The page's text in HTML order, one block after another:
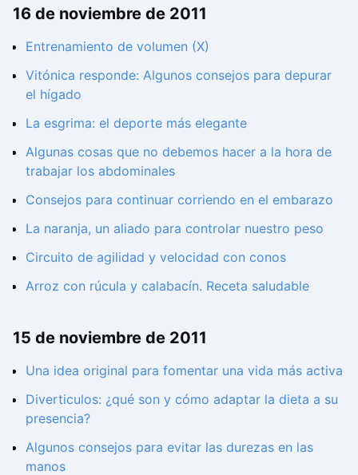
16 de noviembre de 2011
Entrenamiento de volumen (X)
Vitónica responde: Algunos consejos para depurar
el hígado
La esgrima: el deporte más elegante
Algunas cosas que no debemos hacer a la hora de
trabajar los abdominales
Consejos para continuar corriendo en el embarazo
La naranja, un aliado para controlar nuestro peso
Circuito de agilidad y velocidad con conos
Arroz con rúcula y calabacín. Receta saludable
15 de noviembre de 2011
Una idea original para fomentar una vida más activa
Diverticulos: ¿qué son y cómo adaptar la dieta a su
presencia?
Algunos consejos para evitar las durezas en las
manos